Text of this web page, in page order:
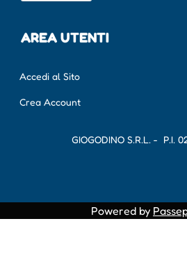
AREA UTENTI
Accedi al Sito
Crea Account
GIOGODINO S.R.L. - P.I.
Powered by